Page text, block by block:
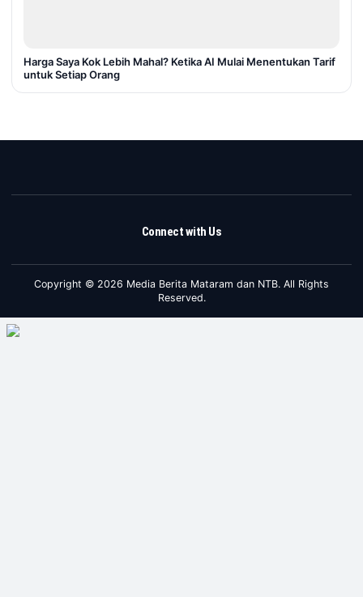
Harga Saya Kok Lebih Mahal? Ketika AI Mulai Menentukan Tarif
untuk Setiap Orang
Connect with Us
Copyright © 2026 Media Berita Mataram dan NTB. All Rights
Reserved.